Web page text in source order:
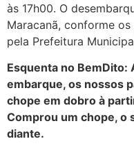
às 17h00. O
Maracanã, conforme
pela Prefeitura
Esquenta no
embarque, os nossos
chope em dobro à
Comprou um chope, o
diante.